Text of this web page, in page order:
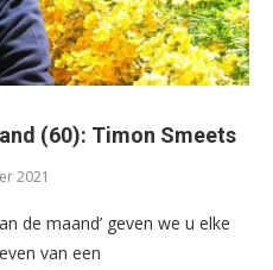
(60): Timon Smeets
2021
de maand’ geven we u elke
van een